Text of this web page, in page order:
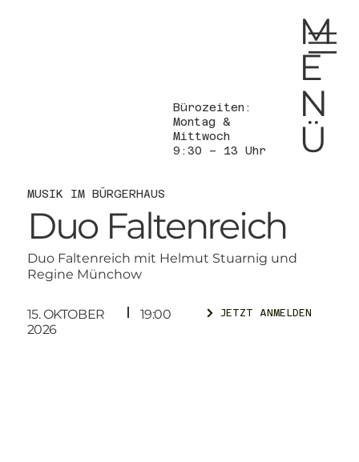
M
E
N
Ü
Bürozeiten:
Montag &
Mittwoch
9:30 – 13 Uhr
MUSIK IM BÜRGERHAUS
Duo Faltenreich
Duo Faltenreich mit Helmut Stuarnig und
Regine Münchow
15. OKTOBER
2026
19:00 JETZT ANMELDEN